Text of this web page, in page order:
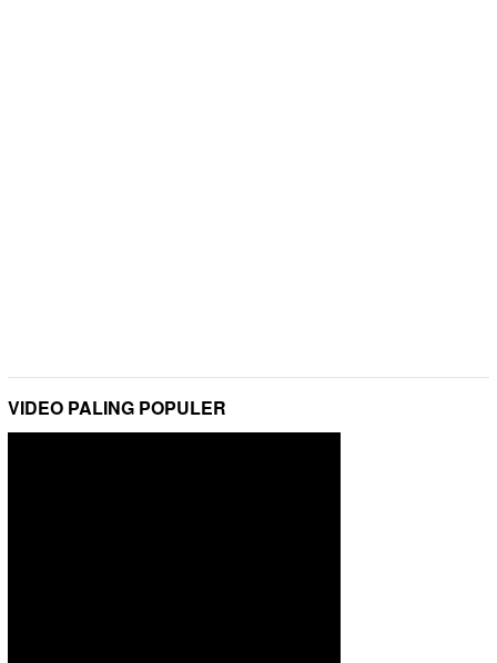
VIDEO PALING POPULER